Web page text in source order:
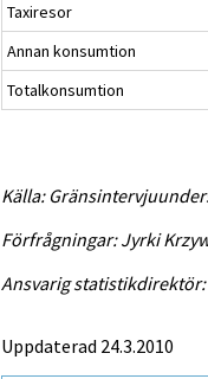
Taxiresor
Annan konsumtion
Totalkonsumtion
Källa:
Förfrågningar: Jyrki
Ansvarig
Uppdaterad 24.3.2010